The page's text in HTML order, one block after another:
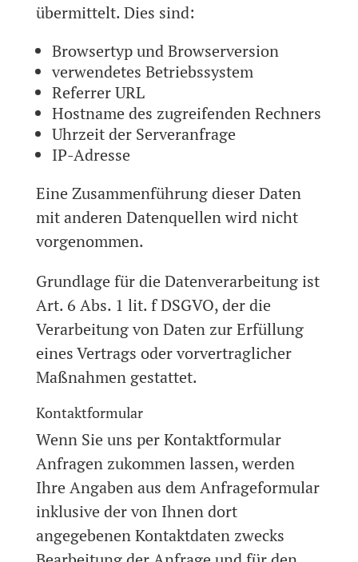
übermittelt. Dies sind:
Browsertyp und Browserversion
verwendetes Betriebssystem
Referrer URL
Hostname des zugreifenden Rechners
Uhrzeit der Serveranfrage
IP-Adresse
Eine Zusammenführung dieser Daten
mit anderen Datenquellen wird nicht
vorgenommen.
Grundlage für die Datenverarbeitung ist
Art. 6 Abs. 1 lit. f DSGVO, der die
Verarbeitung von Daten zur Erfüllung
eines Vertrags oder vorvertraglicher
Maßnahmen gestattet.
Kontaktformular
Wenn Sie uns per Kontaktformular
Anfragen zukommen lassen, werden
Ihre Angaben aus dem Anfrageformular
inklusive der von Ihnen dort
angegebenen Kontaktdaten zwecks